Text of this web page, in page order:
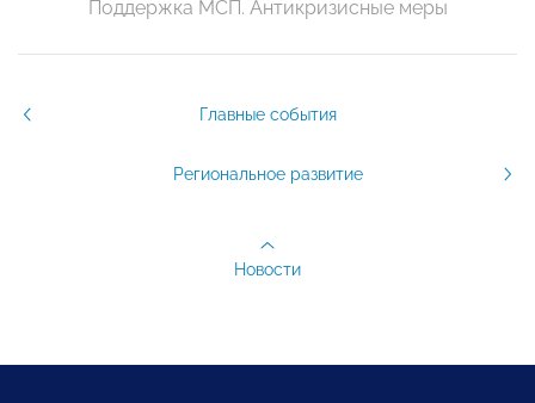
Поддержка МСП. Антикризисные меры
Главные события
Региональное развитие
Новости